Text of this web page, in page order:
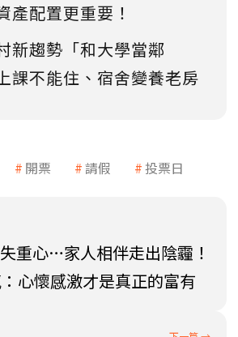
產配置更重要！
新趨勢「和大學當鄰
課不能住、宿舍變養老房
開票 請假 投票日
重心…家人相伴走出陰霾！
心懷感激才是真正的富有